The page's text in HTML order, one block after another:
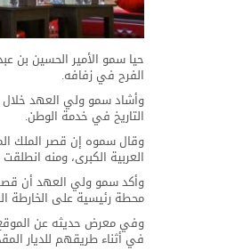
حيا سمو الأمير الحسين بن
الفرح في زفافه.
وأشاد سمو ولي العهد خلال
التاريخ في خدمة الوطن.
وقال سموه إن قصر الملك
العربية الكبرى، ومنه
وأكد سمو ولي العهد أن قصر
محطة رئيسية على الخارطة
وفي معرض حديثه عن الموقع
في أثناء طريقهم للديار